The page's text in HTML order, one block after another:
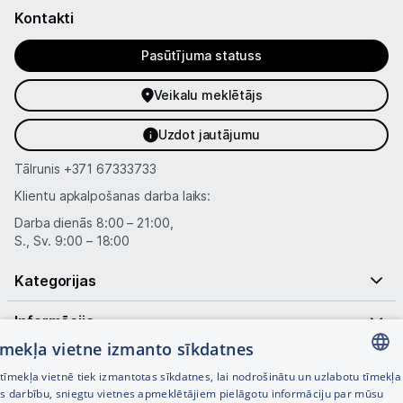
Kontakti
Pasūtījuma statuss
Veikalu meklētājs
Uzdot jautājumu
Tālrunis +371 67333733
Klientu apkalpošanas darba laiks:
Darba dienās 8:00 – 21:00,
S., Sv. 9:00 – 18:00
Kategorijas
Informācija
Noderīgas saites
LATVIAN
vietne izmanto sīkdatnes
vietnē tiek izmantotas sīkdatnes, lai nodrošinātu un uzlabotu tīmekļa
darbību, sniegtu vietnes apmeklētājiem pielāgotu informāciju par mūsu